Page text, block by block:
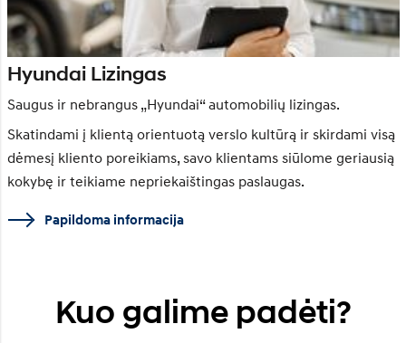
Hyundai Lizingas
Saugus ir nebrangus „Hyundai“ automobilių lizingas.
Skatindami į klientą orientuotą verslo kultūrą ir skirdami visą
dėmesį kliento poreikiams, savo klientams siūlome geriausią
kokybę ir teikiame nepriekaištingas paslaugas.
Papildoma informacija
Kuo galime padėti?